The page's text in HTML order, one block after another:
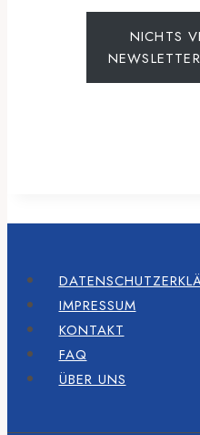
NICHTS
IMPRESSUM
KONTAKT
FAQ
ÜBER UNS